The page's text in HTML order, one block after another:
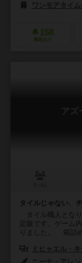
ワンモアタイ
158
興味あり
アズ
タイルじゃない、
タイル職人とな
定版です。ゲーム
りました。 箱詰
ミヒャエル・